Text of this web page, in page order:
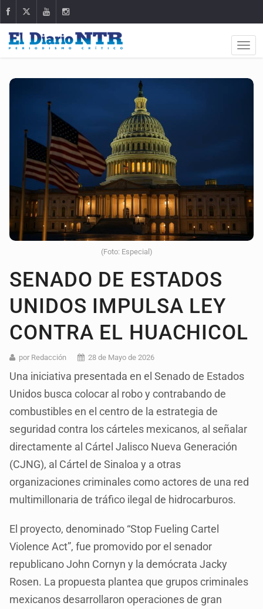
(Foto: Especial)
SENADO DE ESTADOS
UNIDOS IMPULSA LEY
CONTRA EL HUACHICOL
por Redacción 28 de Mayo de 2026
Una iniciativa presentada en el Senado de Estados
Unidos busca colocar al robo y contrabando de
combustibles en el centro de la estrategia de
seguridad contra los cárteles mexicanos, al señalar
directamente al Cártel Jalisco Nueva Generación
(CJNG), al Cártel de Sinaloa y a otras
organizaciones criminales como actores de una red
multimillonaria de tráfico ilegal de hidrocarburos.
El proyecto, denominado “Stop Fueling Cartel
Violence Act”, fue promovido por el senador
republicano John Cornyn y la demócrata Jacky
Rosen. La propuesta plantea que grupos criminales
mexicanos desarrollaron operaciones de gran